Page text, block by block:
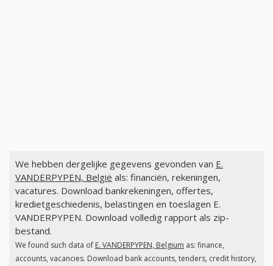
We hebben dergelijke gegevens gevonden van E.
VANDERPYPEN, België als: financiën, rekeningen,
vacatures. Download bankrekeningen, offertes,
kredietgeschiedenis, belastingen en toeslagen E.
VANDERPYPEN. Download volledig rapport als zip-
bestand.
We found such data of E. VANDERPYPEN, Belgium as: finance,
accounts, vacancies. Download bank accounts, tenders, credit history,